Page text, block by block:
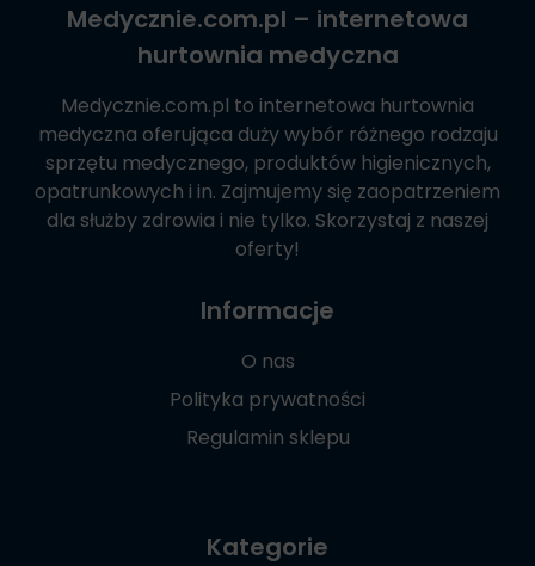
Medycznie.com.pl – internetowa
hurtownia medyczna
Medycznie.com.pl to internetowa hurtownia
medyczna oferująca duży wybór różnego rodzaju
sprzętu medycznego, produktów higienicznych,
opatrunkowych i in. Zajmujemy się zaopatrzeniem
dla służby zdrowia i nie tylko. Skorzystaj z naszej
oferty!
Informacje
O nas
Polityka prywatności
Regulamin sklepu
Kategorie